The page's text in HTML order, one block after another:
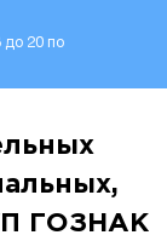
до 20 по
ГОЗНАК